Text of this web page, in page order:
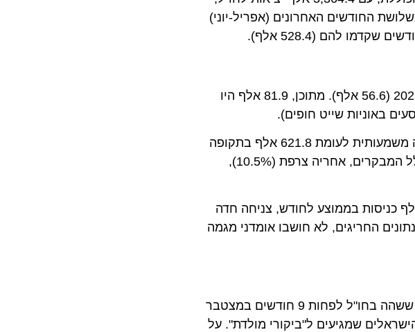
החודשים האחרונים (אפריל-יוני)
בגזרת התיירות הנכנסת, נרשמו בחודש יוני 83.3 אלף כניסות מבקרים לישראל, שיפור לעומת יוני 2025 (56.6 אלף). מתוכן, 81.9 אלף היו
במבט על המחצית הראשונה של השנה (ינואר-יוני 2026), נרשמו 439.7 אלף כניסות מבקרים, ירידה משמעותית לעומת 621.8 אלף בתקופה
המקבילה ב-2025. פילוח מדינות המקור מראה כי ארה"ב נותרה יעד המקור המוביל עם 36.0% מכלל המבקרים, אחריה צרפת (10.5%),
העונתיות של כניסות תיירים בדרך האוויר עולה כי באפריל-יוני נרשמו 48.1 אלף כניסות בממוצע לחודש, צניחה חדה
המתמשך והנתונים החריגים, לא חושבו אומדני מגמה
החל מחודש זה, הלמ"ס משנה את שיטת החישוב ומציגה הגדרה מעודכנת ל"מהגר ישראלי" – אזרח ששהה בחו"ל לפחות 9 חודשים במצטבר
שמגיעים ל"ביקורי מולדת". על